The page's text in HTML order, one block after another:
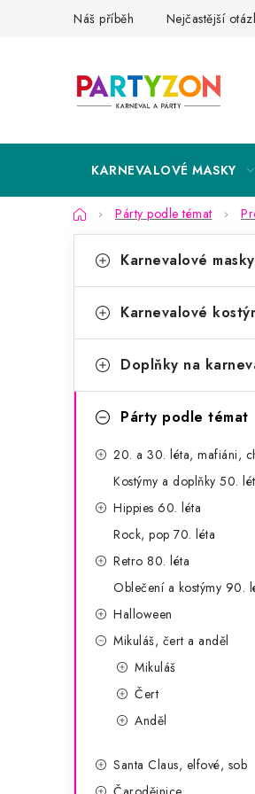
Náš příběh Nejčastější
KARNEVALOVÉ MASKY
DomůPárty podle témat
o
t
r
kategorie
a
e
o
Karnevalové masky
Karnevalové
Doplňky na
Párty podle témat
20. a 30. léta, mafiáni,
Kostýmy a doplňky 50.
Hippies 60. léta
Rock, pop 70. léta
Retro 80. léta
Oblečení a kostýmy 90.
Halloween
Mikuláš, čert a anděl
Mikuláš
Čert
Anděl
Santa Claus, elfové, sob